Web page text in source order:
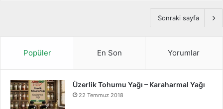
Sonraki sayfa
Popüler En Son Yorumlar
Üzerlik Tohumu Yağı – Karaharmal Yağı
22 Temmuz 2018